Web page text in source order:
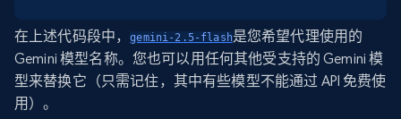
在上述代码段中，gemini-2.5-flash是您希望代理使用的
Gemini 模型名称。您也可以用任何其他受支持的 Gemini 模
型来替换它（只需记住，其中有些模型不能通过 API 免费使
用）。